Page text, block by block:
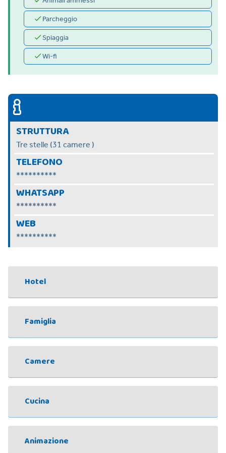
Parcheggio
Spiaggia
Wi-fi
STRUTTURA
Tre stelle (31 camere )
TELEFONO
**********
WHATSAPP
**********
WEB
**********
Hotel
Famiglia
Camere
Cucina
Animazione